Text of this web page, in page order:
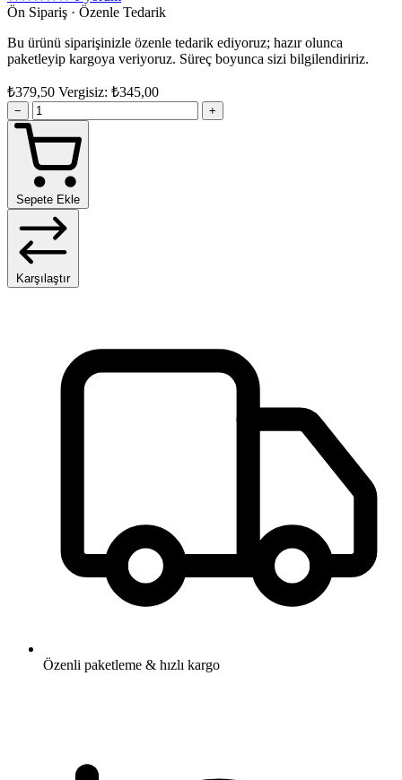
Ön Sipariş · Özenle Tedarik
Bu ürünü siparişinizle özenle tedarik ediyoruz; hazır olunca
paketleyip kargoya veriyoruz. Süreç boyunca sizi bilgilendiririz.
₺379,50 Vergisiz: ₺345,00
− +
Sepete Ekle
Karşılaştır
Özenli paketleme & hızlı kargo